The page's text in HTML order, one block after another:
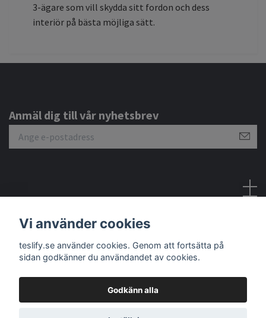
3-ägare som vill skydda sitt fordon och dess
interiör på bästa möjliga sätt.
Anmäl dig till vår nyhetsbrev
Vi använder cookies
teslify.se använder cookies. Genom att fortsätta på
sidan godkänner du användandet av cookies.
Godkänn alla